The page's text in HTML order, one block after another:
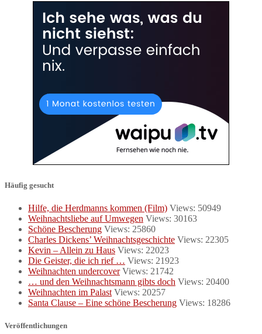
Häufig gesucht
Hilfe, die Herdmanns kommen (Film) Views: 50949
Weihnachtsliebe auf Umwegen Views: 30163
Schöne Bescherung Views: 25860
Charles Dickens’ Weihnachtsgeschichte Views: 22305
Kevin – Allein zu Haus Views: 22023
Die Geister, die ich rief … Views: 21923
Weihnachten undercover Views: 21742
… und den Weihnachtsmann gibts doch Views: 20400
Weihnachten im Palast Views: 20257
Santa Clause – Eine schöne Bescherung Views: 18286
Veröffentlichungen